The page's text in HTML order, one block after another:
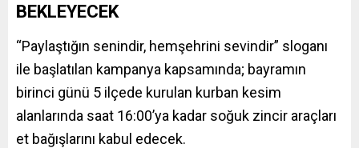
BEKLEYECEK
“Paylaştığın senindir, hemşehrini sevindir” sloganı
ile başlatılan kampanya kapsamında; bayramın
birinci günü 5 ilçede kurulan kurban kesim
alanlarında saat 16:00’ya kadar soğuk zincir araçları
et bağışlarını kabul edecek.